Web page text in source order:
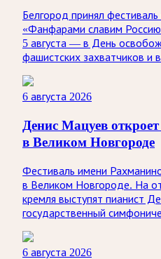
Белгород принял
«Фанфарами славим
5 августа — в День
фашистских захватчиков и
6 августа 2026
Денис Мацуев
в Великом Новгороде
Фестиваль имени
в Великом Новгороде. На
кремля выступят пианист
государственный
6 августа 2026